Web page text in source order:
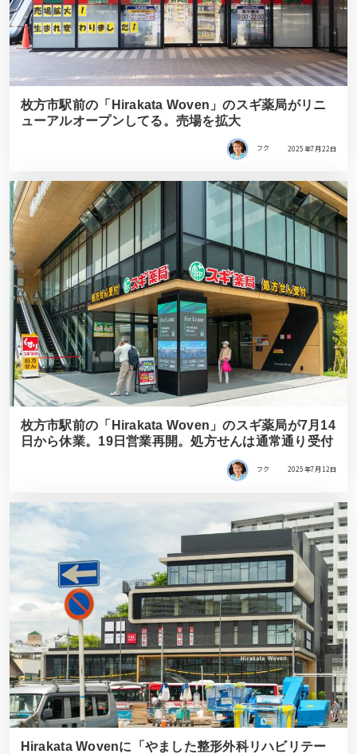
枚方市駅前の「Hirakata Woven」のスギ薬局がリニ
ューアルオープンしてる。売場を拡大
フク 2025年7月22日
枚方市駅前の「Hirakata Woven」のスギ薬局が7月14
日から休業。19日営業再開。処方せんは通常通り受付
フク 2025年7月12日
Hirakata Wovenに「やました整形外科リハビリテー